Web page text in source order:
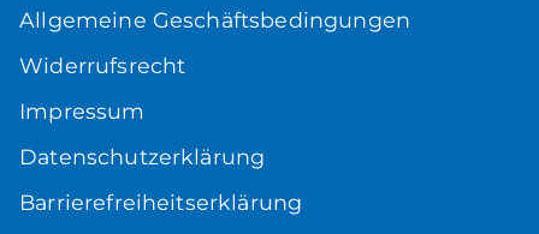
Allgemeine Geschäftsbedingungen
Widerrufsrecht
Impressum
Datenschutzerklärung
Barrierefreiheitserklärung